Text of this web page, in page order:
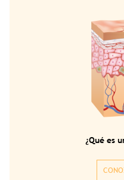
¿Qué es